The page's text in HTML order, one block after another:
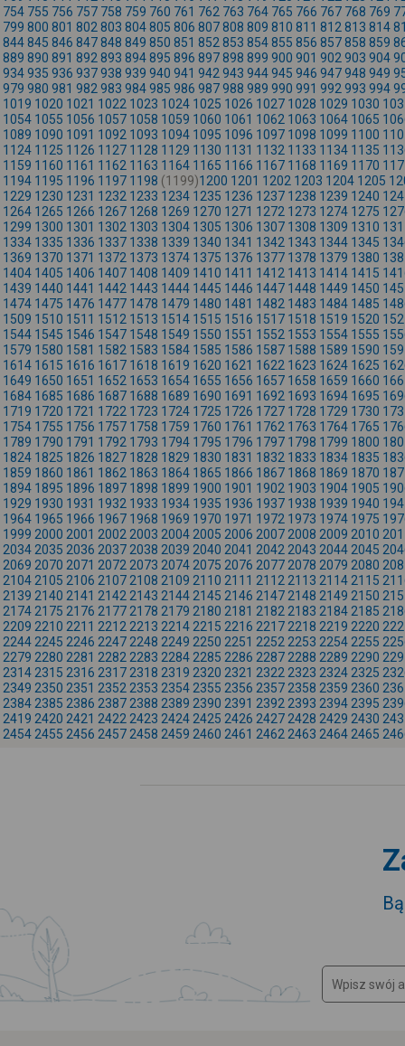
754 755 756 757 758 759 760 761 762 763 764 765 766 767 768 769
799 800 801 802 803 804805 806 807808 809 810 811 812 813 814
844845 846 847848 849 850 851 852 853 854855 856 857858 859
889 890 891 892 893 894895 896 897898 899 900 901 902 903 904
934935 936 937938 939 940 941 942 943 944945 946 947948 949
979 980 981 982 983 984985 986 987988 989 990 991 992 993 994
1019 1020 1021 1022 1023 1024 1025 1026 1027 1028 1029 1030
1054 1055 1056 1057 1058 1059 1060 1061 1062 1063 1064 1065
1089 1090 1091 1092 1093 1094 1095 1096 1097 1098 1099 1100
1124 1125 1126 1127 1128 1129 1130 1131 1132 1133 1134 1135
1159 1160 1161 1162 1163 1164 1165 1166 1167 1168 1169 1170
1194 1195 1196 1197 1198 (1199)1200 1201 1202 1203 1204 1205
1229 1230 1231 1232 1233 1234 1235 1236 1237 1238 1239 1240
1264 1265 1266 1267 1268 1269 1270 1271 1272 1273 1274 1275
1299 1300 1301 1302 1303 1304 1305 1306 1307 1308 1309 1310
1334 1335 1336 1337 1338 1339 1340 1341 1342 1343 1344 1345
1369 1370 1371 1372 1373 1374 1375 1376 1377 1378 1379 1380
1404 1405 1406 1407 1408 1409 1410 1411 1412 1413 1414 1415
1439 1440 1441 1442 1443 1444 1445 1446 1447 1448 1449 1450
1474 1475 1476 1477 1478 1479 1480 1481 1482 1483 1484 1485
1509 1510 1511 1512 1513 1514 1515 1516 1517 1518 1519 1520
1544 1545 1546 1547 1548 1549 1550 1551 1552 1553 1554 1555
1579 1580 1581 1582 1583 1584 1585 1586 1587 1588 1589 1590
1614 1615 1616 1617 1618 1619 1620 1621 1622 1623 1624 1625
1649 1650 1651 1652 1653 1654 1655 1656 1657 1658 1659 1660
1684 1685 1686 1687 1688 1689 1690 1691 1692 1693 1694 1695
1719 1720 1721 1722 1723 1724 1725 1726 1727 1728 1729 1730
1754 1755 1756 1757 1758 1759 1760 1761 1762 1763 1764 1765
1789 1790 1791 1792 1793 1794 1795 1796 1797 1798 1799 1800
1824 1825 1826 1827 1828 1829 1830 1831 1832 1833 1834 1835
1859 1860 1861 1862 1863 1864 1865 1866 1867 1868 1869 1870
1894 1895 1896 1897 1898 1899 1900 1901 1902 1903 1904 1905
1929 1930 1931 1932 1933 1934 1935 1936 1937 1938 1939 1940
1964 1965 1966 1967 1968 1969 1970 1971 1972 1973 1974 1975
1999 2000 2001 2002 2003 2004 2005 2006 2007 2008 2009 2010
2034 2035 2036 2037 2038 2039 2040 2041 2042 2043 2044 2045
2069 2070 2071 2072 2073 2074 2075 2076 2077 2078 2079 2080
2104 2105 2106 2107 2108 2109 2110 2111 2112 2113 2114 2115
2139 2140 2141 2142 2143 2144 2145 2146 2147 2148 2149 2150
2174 2175 2176 2177 2178 2179 2180 2181 2182 2183 2184 2185
2209 2210 2211 2212 2213 2214 2215 2216 2217 2218 2219 2220
2244 2245 2246 2247 2248 2249 2250 2251 2252 2253 2254 2255
2279 2280 2281 2282 2283 2284 2285 2286 2287 2288 2289 2290
2314 2315 2316 2317 2318 2319 2320 2321 2322 2323 2324 2325
2349 2350 2351 2352 2353 2354 2355 2356 2357 2358 2359 2360
2384 2385 2386 2387 2388 2389 2390 2391 2392 2393 2394 2395
2419 2420 2421 2422 2423 2424 2425 2426 2427 2428 2429 2430
2454 2455 2456 2457 2458 2459 2460 2461 2462 2463 2464 2465